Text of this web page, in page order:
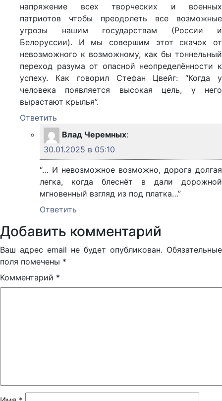
напряжение всех творческих и военных
патриотов чтобы преодолеть все возможные
угрозы нашим государствам (России и
Белоруссии). И мы совершим этот скачок от
невозможного к возможному, как бы тоннельный
переход разума от опасной неопределённости к
успеху. Как говорил Стефан Цвейг: “Когда у
человека появляется высокая цель, у него
вырастают крылья”.
Ответить
Влад Черемных:
30.01.2025 в 05:10
“… И невозможное возможно, дорога долгая
легка, когда блеснёт в дали дорожной
мгновенный взгляд из под платка…”
Ответить
Добавить комментарий
Ваш адрес email не будет опубликован. Обязательные
поля помечены *
Комментарий *